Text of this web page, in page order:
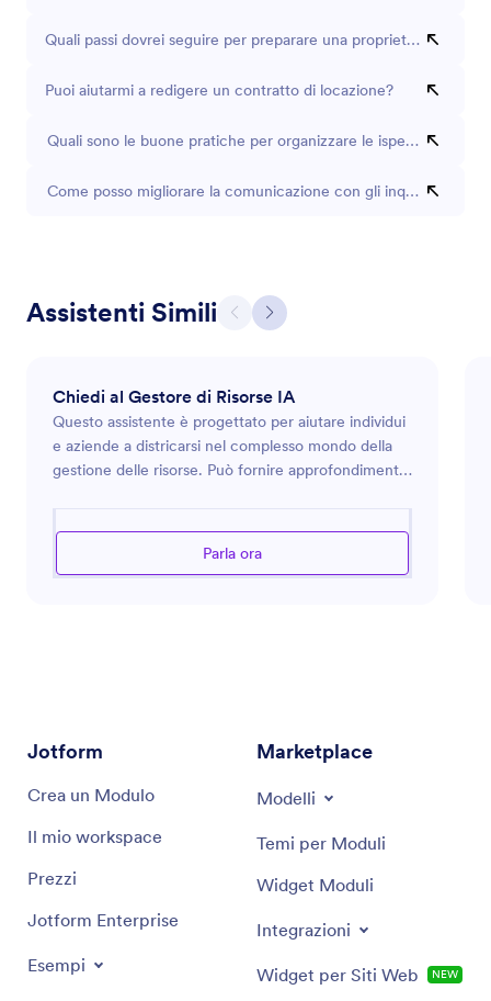
Quali passi dovrei seguire per preparare una proprietà per un
Puoi aiutarmi a redigere un contratto di locazione?
Quali sono le buone pratiche per organizzare le ispezioni
Come posso migliorare la comunicazione con gli inquilini?
Assistenti Simili
Chiedi al Gestore di Risorse IA
Questo assistente è progettato per aiutare individui
e aziende a districarsi nel complesso mondo della
gestione delle risorse. Può fornire approfondimenti
Che tu stia gestendo finanze personali o
supervisionando risorse aziendali, questo assistente
risorse efficace per crescita e stabilità.
Parla ora
Jotform
Crea un Modulo
Il mio workspace
Prezzi
Jotform Enterprise
Esempi
Marketplace
Modelli
Temi per Moduli
Widget Moduli
Integrazioni
Widget per Siti Web NEW